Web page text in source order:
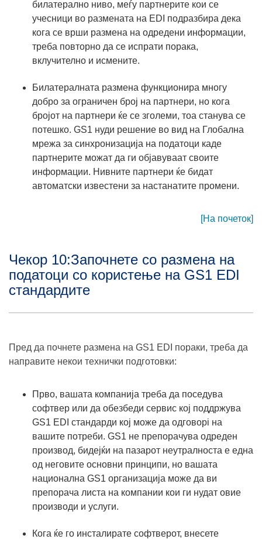
билатерално ниво, меѓу партнерите кои се
учесници во размената на EDI подразбира дека
кога се врши размена на одредени информации,
треба повторно да се испрати порака,
вклучително и исмените.
Билатералната размена функционира многу
добро за ограничен број на партнери, но кога
бројот на партнери ќе се зголеми, тоа станува се
потешко. GS1 нуди решение во вид на Глобална
мрежа за синхронизација на податоци каде
партнерите можат да ги објавуваат своите
информации. Нивните партнери ќе бидат
автоматски известени за настанатите промени.
[На почеток]
Чекор 10:Започнете со размена на
податоци со користење на GS1 EDI
стандардите
Пред да почнете размена на GS1 EDI пораки, треба да
направите некои технички подготовки:
Прво, вашата компанија треба да поседува
софтвер или да обезбеди сервис кој поддржува
GS1 EDI стандарди коj можe да одговорi на
вашите потреби. GS1 не препорачува одреден
производ, бидејќи на пазарот неутралностa е една
од неговите основни принципи, но вашата
национална GS1 организација може да ви
препорача листа на компании кои ги нудат овие
производи и услуги.
Кога ќе го инсталирате софтверот, внесете